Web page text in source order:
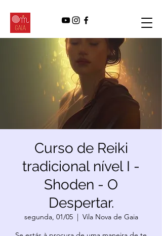
Curso de Reiki
tradicional nível I -
Shoden - O
Despertar.
segunda, 01/05
  |
Vila Nova de Gaia